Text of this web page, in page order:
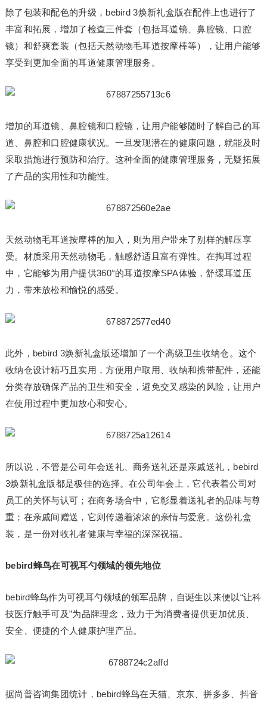
除了包装和配色的升级，bebird 3焕新礼盒版在配件上也进行了
丰富和拓展，增加了检查三件套（包括耳道镜、鼻腔镜、口腔
镜）和舒爽套装（包括天然动物毛耳道按摩棒等），让用户能够
享受到更加全面的耳道健康管理服务。
增加的耳道镜、鼻腔镜和口腔镜，让用户能够随时了解自己的耳
道、鼻腔和口腔健康状况。一旦发现潜在的健康问题，就能及时
采取措施进行预防和治疗。这种全面的健康管理服务，无疑拓展
了产品的实用性和功能性。
天然动物毛耳道按摩棒的加入，则为用户带来了别样的解压享
受。材质采用天然动物毛，触感舒适且富有弹性。在掏耳过程
中，它能够为用户提供360°的耳道按摩SPA体验，舒缓耳道压
力，带来放松和愉悦的感受。
此外，bebird 3焕新礼盒版还增加了一个高级卫生收纳仓。这个
收纳仓设计精巧且实用，方便用户取用、收纳和携带配件，还能
分类存放确保产品的卫生和安全，避免交叉感染的风险，让用户
在使用过程中更加放心和安心。
所以说，不管是公司年会送礼、商务送礼还是亲戚送礼，bebird
3焕新礼盒版都是极佳的选择。在公司年会上，它代表着公司对
员工的关怀与认可；在商务场合中，它彰显着送礼者的品味与尊
重；在亲戚间赠送，它则传递着浓浓的亲情与爱意。这份礼盒
装，是一份对收礼者健康与幸福的深深祝福。
bebird蜂鸟在可视耳勺领域的领先地位
bebird蜂鸟作为可视耳勺领域的领军品牌，自诞生以来便以“让科
技医疗触手可及”为品牌理念，致力于为消费者提供更加优质、
安全、便捷的个人健康护理产品。
据尚普咨询集团统计，bebird蜂鸟在天猫、京东、拼多多、抖音